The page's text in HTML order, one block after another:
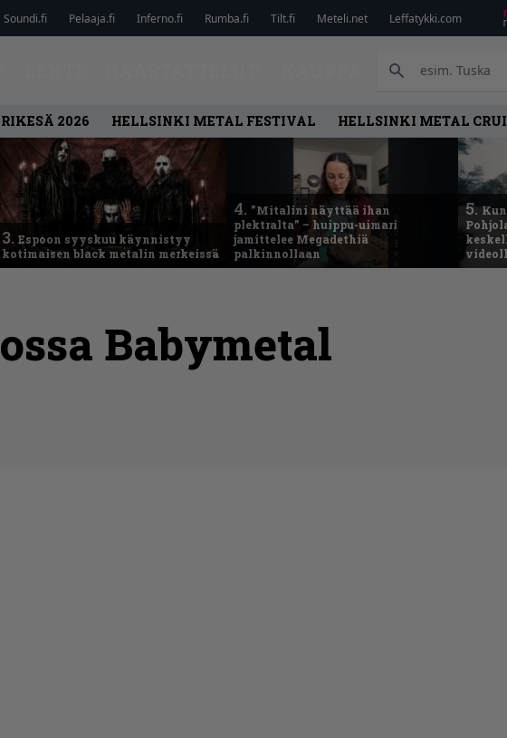
Soundi.fi Pelaaja.fi Inferno.fi Rumba.fi Tilt.fi Meteli.net Leffatykki.com
2026 HELLSINKI METAL FESTIVAL HELLSINKI METAL
3. Espoon syyskuu käynnistyy
kotimaisen black metalin merkeissä
4. ”Mitalini näyttää ihan
plektralta” – huippu-uimari
jamittelee Megadethiä
palkinnollaan
5.
Babymetal